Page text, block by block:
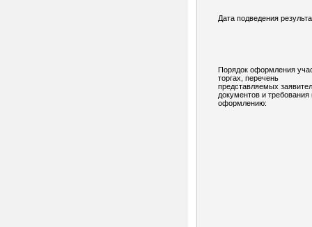
Дата подведения
Порядок оформления
торгах, перечень
представляемых
документов и требования
оформлению: